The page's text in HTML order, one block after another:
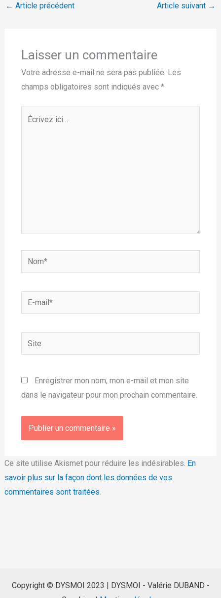
← Article précédent Article suivant →
Laisser un commentaire
Votre adresse e-mail ne sera pas publiée. Les
champs obligatoires sont indiqués avec *
Écrivez
Nom*
mail*
Site
Enregistrer mon nom, mon e-mail et mon site
dans le navigateur pour mon prochain commentaire.
Ce site utilise Akismet pour réduire les indésirables. En
savoir plus sur la façon dont les données de vos
commentaires sont traitées.
Copyright © DYSMOI 2023 | DYSMOI - Valérie DUBAND -